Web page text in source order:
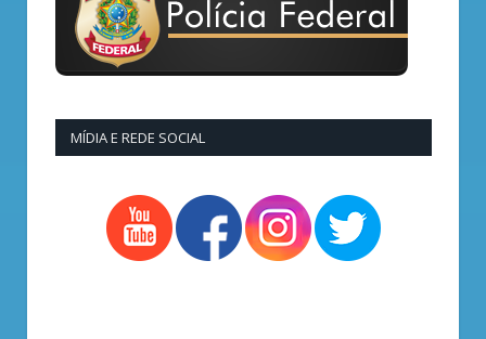
MÍDIA E REDE SOCIAL